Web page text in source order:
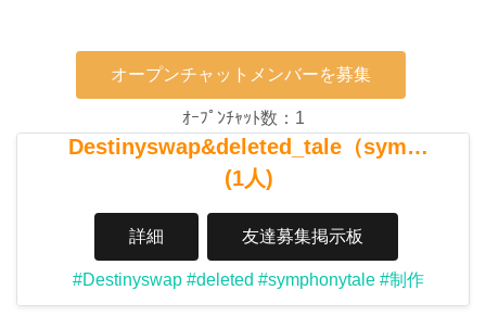
オープンチャットメンバーを募集
ｵｰﾌﾟﾝﾁｬｯﾄ数：1
Destinyswap&deleted_tale（sym…
(1人)
詳細 友達募集掲示板
#Destinyswap #deleted #symphonytale #制作